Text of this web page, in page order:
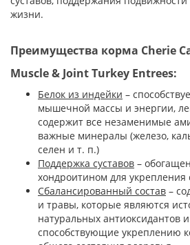
жизни.
Преимущества корма Cherie
Muscle & Joint Turkey Entrees:
Белок из индейки –
мышечной массы и энергии,
содержит все незаменимые
важные минералы (железо,
селен и т. п.)
Поддержка суставов –
хондроитином для укрепления
Сбалансированный состав –
и травы, которые являются
натуральных антиоксидантов
способствующие укреплению